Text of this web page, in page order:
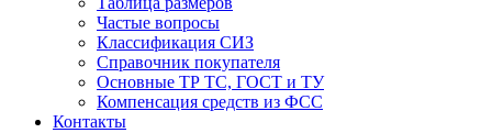
Частые вопросы
Классификация СИЗ
Справочник покупателя
Основные ТР ТС, ГОСТ и ТУ
Компенсация средств из ФСС
Контакты